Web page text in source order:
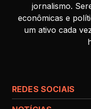
jornalismo.
econômicas e
um ativo cada
REDES SOCIAIS